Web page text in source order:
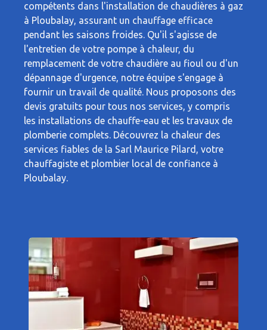
compétents dans l'installation de chaudières à gaz
à Ploubalay, assurant un chauffage efficace
pendant les saisons froides. Qu'il s'agisse de
l'entretien de votre pompe à chaleur, du
remplacement de votre chaudière au fioul ou d'un
dépannage d'urgence, notre équipe s'engage à
fournir un travail de qualité. Nous proposons des
devis gratuits pour tous nos services, y compris
les installations de chauffe-eau et les travaux de
plomberie complets. Découvrez la chaleur des
services fiables de la Sarl Maurice Pilard, votre
chauffagiste et plombier local de confiance à
Ploubalay.